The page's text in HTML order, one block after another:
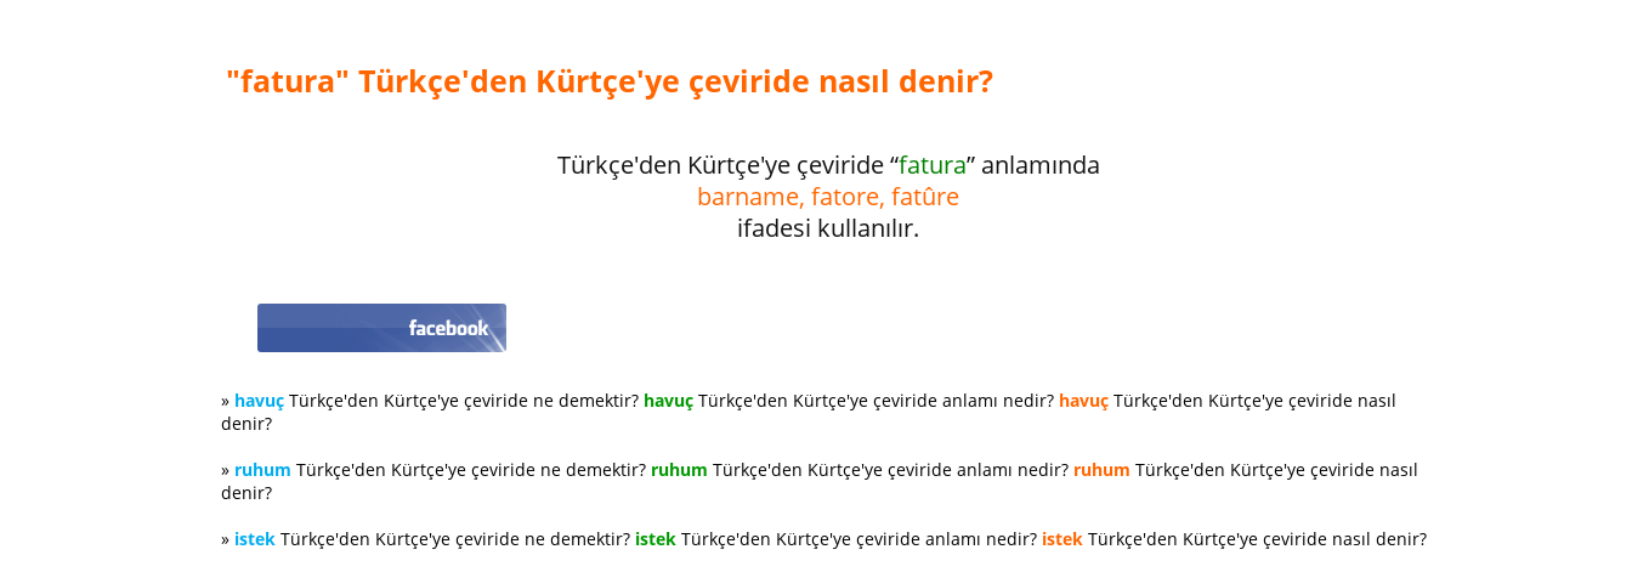
"fatura" Türkçe'den Kürtçe'ye çeviride nasıl denir?
Türkçe'den Kürtçe'ye çeviride “fatura” anlamında
barname, fatore, fatûre
ifadesi kullanılır.
» havuç Türkçe'den Kürtçe'ye çeviride ne demektir? havuç Türkçe'den Kürtçe'ye çeviride anlamı nedir? havuç Türkçe'den Kürtçe'ye çeviride nasıl
denir?
» ruhum Türkçe'den Kürtçe'ye çeviride ne demektir? ruhum Türkçe'den Kürtçe'ye çeviride anlamı nedir? ruhum Türkçe'den Kürtçe'ye çeviride nasıl
denir?
» istek Türkçe'den Kürtçe'ye çeviride ne demektir? istek Türkçe'den Kürtçe'ye çeviride anlamı nedir? istek Türkçe'den Kürtçe'ye çeviride nasıl denir?